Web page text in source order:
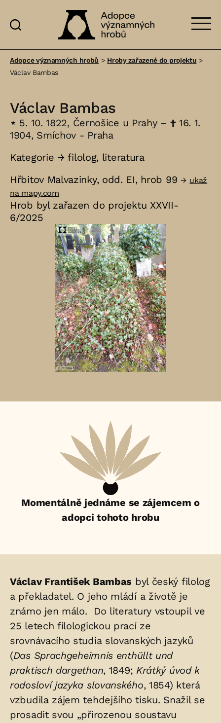
významných
Adopce významných hrobů > Hroby zařazené do projektu >
Václav Bambas
Václav Bambas
⋆ 5. 10. 1822, Černošice u Prahy – †16. 1.
1904, Smíchov - Praha
Kategorie →filolog, literatura
Hřbitov Malvazinky, odd. EI, hrob 99 → ukaž
na mapy.com
Hrob byl zařazen do projektu XXVII-
6/2025
Momentálně jednáme se zájemcem o
adopci tohoto hrobu
Životopis
osoby/osob
uložených
v
hrobu:
Václav František Bambas byl český filolog
a překladatel. O jeho mládí a životě je
známo jen málo. Do literatury vstoupil ve
25 letech filologickou prací ze
srovnávacího studia slovanských jazyků
(Das Sprachgeheimnis enthüllt und
praktisch dargethan, 1849; Krátký úvod k
rodosloví jazyka slovanského, 1854) která
vzbudila zájem tehdejšího tisku. Snažil se
prosadit svou „přirozenou soustavu